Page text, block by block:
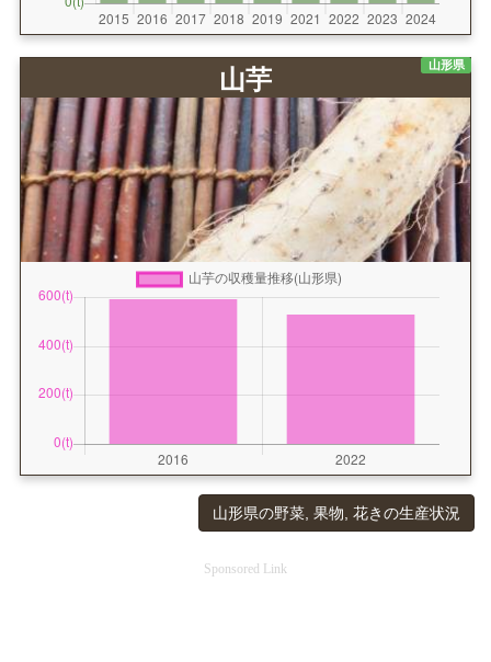
山形県
山芋
山形県の野菜, 果物, 花きの生産状況
Sponsored Link